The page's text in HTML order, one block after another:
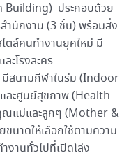
Building) ประกอบด้วย
ำนักงาน (3 ชั้น) พร้อมสิ่ง
ตล์คนทำงานยุคใหม่ มี
ะโรงละคร
สนามกีฬาในร่ม (Indoor
ละศูนย์สุขภาพ (Health
ณแม่และลูกๆ (Mother &
นาดให้เลือกใช้ตามความ
งานทั่วไปที่เปิดโล่ง